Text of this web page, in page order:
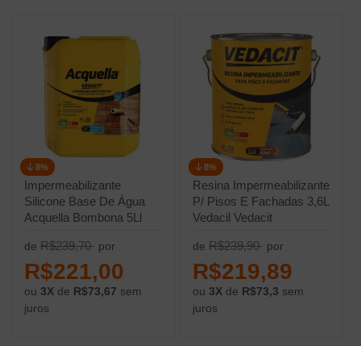
Impermeabilizante
Silicone Base De Água
Acquella Bombona 5Ll
de R$239,70
8%
por
R$221,00
ou 3X de R$73,67 sem
juros
Resina Impermeabilizante
P/ Pisos E Fachadas 3,6L
Vedacil Vedacit
de R$239,90
8%
por
R$219,89
ou 3Xde R$73,3 sem
juros